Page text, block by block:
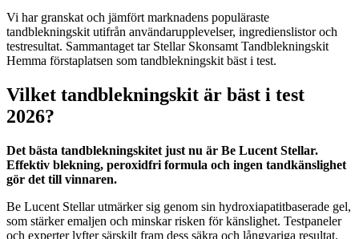
Vi har granskat och jämfört marknadens populäraste
tandblekningskit utifrån användarupplevelser, ingredienslistor och
testresultat. Sammantaget tar Stellar Skonsamt Tandblekningskit
Hemma förstaplatsen som tandblekningskit bäst i test.
Vilket tandblekningskit är bäst i test
2026?
Det bästa tandblekningskitet just nu är Be Lucent Stellar.
Effektiv blekning, peroxidfri formula och ingen tandkänslighet
gör det till vinnaren.
Be Lucent Stellar utmärker sig genom sin hydroxiapatitbaserade gel,
som stärker emaljen och minskar risken för känslighet. Testpaneler
och experter lyfter särskilt fram dess säkra och långvariga resultat.